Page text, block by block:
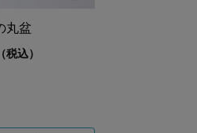
丸盆
込）